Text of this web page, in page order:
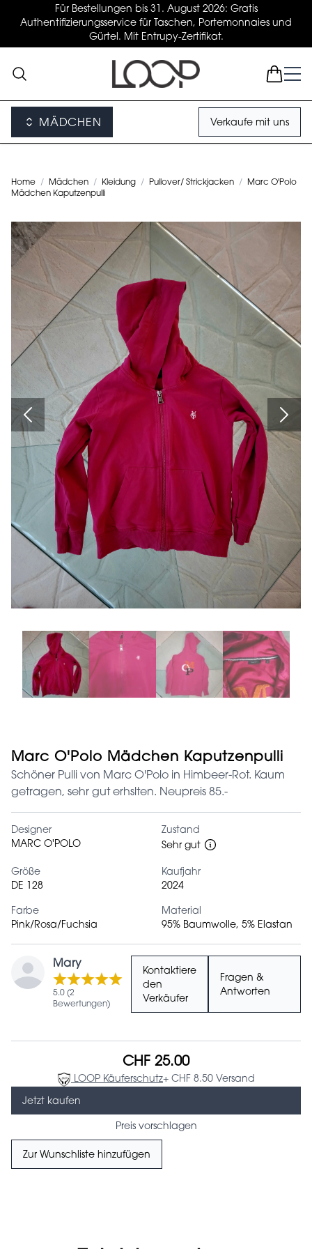
Für Bestellungen bis 31. August 2026: Gratis
Authentifizierungsservice für Taschen, Portemonnaies und
Gürtel. Mit Entrupy-Zertifikat.
MÄDCHEN Verkaufe mit uns
Home / Mädchen / Kleidung / Pullover/ Strickjacken /
Marc O'Polo
Mädchen Kaputzenpulli
Marc O'Polo Mädchen Kaputzenpulli
Schöner Pulli von Marc O'Polo in Himbeer-Rot. Kaum
getragen, sehr gut erhslten. Neupreis 85.-
Designer
MARC O'POLO
Zustand
Sehr gut
Größe
DE 128
Kaufjahr
2024
Farbe
Pink/Rosa/Fuchsia
Material
95% Baumwolle, 5% Elastan
Mary
5.0 (2
Bewertungen)
Kontaktiere
den
Verkäufer
Fragen &
Antworten
CHF 25.00
LOOP Käuferschutz+ CHF 8.50 Versand
Jetzt kaufen
Preis vorschlagen
Zur Wunschliste hinzufügen